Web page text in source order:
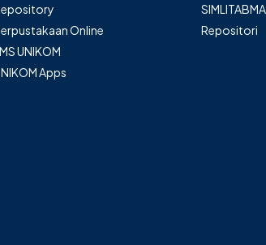
Online
UNIKOM
Apps
Repositori